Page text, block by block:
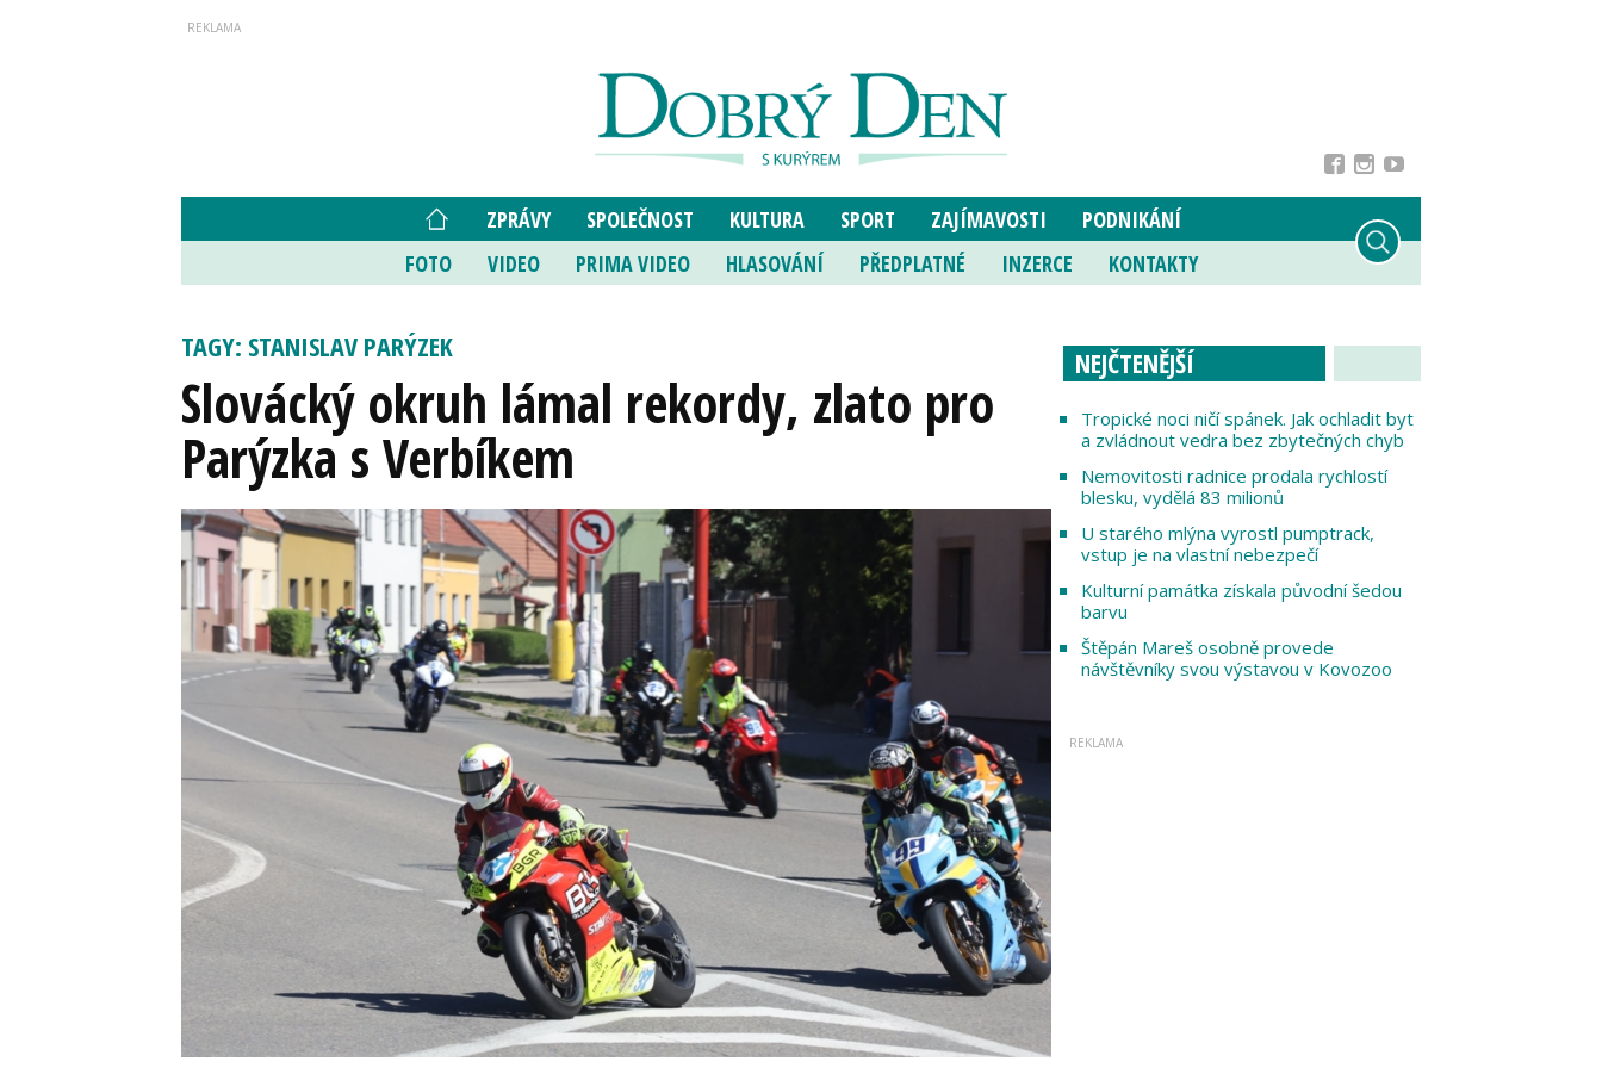
ZPRÁVY SPOLEČNOST KULTURA SPORT ZAJÍMAVOSTI
PODNIKÁNÍ
FOTO
VIDEO PRIMA VIDEO HLASOVÁNÍ PŘEDPLATNÉ INZERCE KONTAKTY
TAGY: STANISLAV PARÝZEK
Slovácký okruh lámal rekordy, zlato pro
Parýzka s Verbíkem
NEJČTENĚJŠÍ
Tropické noci ničí spánek. Jak ochladit byt
a zvládnout vedra bez zbytečných chyb
Nemovitosti radnice prodala rychlostí
blesku, vydělá 83 milionů
U starého mlýna vyrostl pumptrack,
vstup je na vlastní nebezpečí
Kulturní památka získala původní šedou
barvu
Štěpán Mareš osobně provede
návštěvníky svou výstavou v Kovozoo